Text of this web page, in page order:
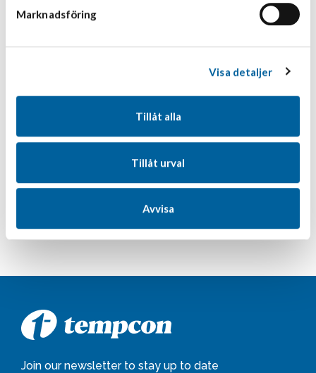
Marknadsföring
Visa detaljer
Tillåt alla
Tillåt urval
Avvisa
28 maj 2026
Tempcon Group satsar i Mjölby
genom förvärvet av Fågelsta
Join our newsletter to stay up to date